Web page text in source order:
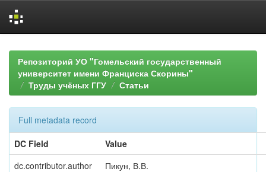
navigationРепозиторий УО "Гомельский государственный
университет имени Франциска Скорины"
Труды учёных ГГУ
Статьи
Full metadata record
DC Field
Value
dc.contributor.author
Пикун, В.В.